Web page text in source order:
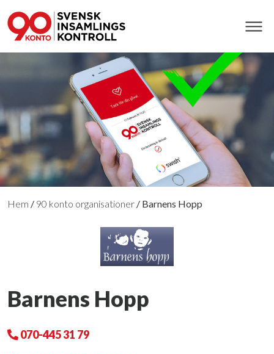
Hem / 90 konto organisationer / Barnens Hopp
Barnens Hopp
070-445 31 79